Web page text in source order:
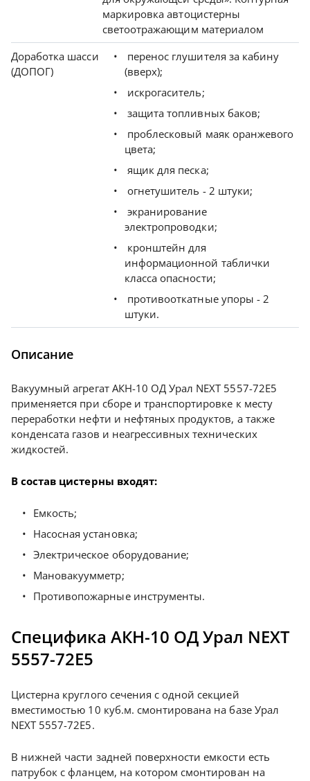
маркировка автоцистерны
светоотражающим материалом
Доработка шасси
(ДОПОГ)
перенос глушителя за кабину
(вверх);
искрогаситель;
защита топливных баков;
проблесковый маяк оранжевого
цвета;
ящик для песка;
огнетушитель - 2 штуки;
экранирование
электропроводки;
кронштейн для
информационной таблички
класса опасности;
противооткатные упоры - 2
штуки.
Описание
Вакуумный агрегат АКН-10 ОД Урал NEXT 5557-72Е5
применяется при сборе и транспортировке к месту
переработки нефти и нефтяных продуктов, а также
конденсата газов и неагрессивных технических
жидкостей.
В состав цистерны входят:
Емкость;
Насосная установка;
Электрическое оборудование;
Мановакуумметр;
Противопожарные инструменты.
Специфика АКН-10 ОД Урал NEXT
5557-72Е5
Цистерна круглого сечения с одной секцией
вместимостью 10 куб.м. смонтирована на базе Урал
NEXT 5557-72Е5.
В нижней части задней поверхности емкости есть
патрубок с фланцем, на котором смонтирован на